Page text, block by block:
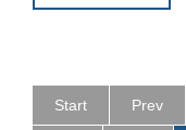
Start Prev